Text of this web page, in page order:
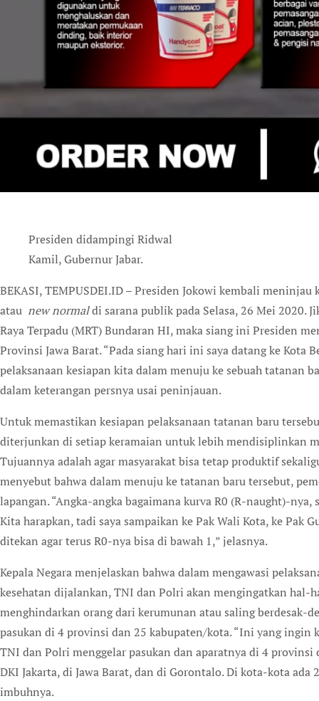
Presiden didampingi Ridwal
Kamil, Gubernur Jabar.
BEKASI, TEMPUSDEI.ID – Presiden Jokowi kembali meninjau kesiapan penerapan prosedur standar tatanan baru
atau newnormaldi sarana publik pada Selasa, 26 Mei 2020.
Raya Terpadu (MRT) Bundaran HI, maka siang ini Presiden
Provinsi Jawa Barat. “Pada siang hari ini saya datang ke Kota
pelaksanaan kesiapan kita dalam menuju ke sebuah tatanan
dalam keterangan persnya usai peninjauan.
Untuk memastikan kesiapan pelaksanaan tatanan baru
diterjunkan di setiap keramaian untuk lebih mendisiplinkan
Tujuannya adalah agar masyarakat bisa tetap produktif
menyebut bahwa dalam menuju ke tatanan baru tersebut,
lapangan. “Angka-angka bagaimana kurva R0 (R-naught)-
Kita harapkan, tadi saya sampaikan ke Pak Wali Kota, ke Pak
ditekan agar terus R0-nya bisa di bawah 1,” jelasnya.
Kepala Negara menjelaskan bahwa dalam mengawasi
kesehatan dijalankan, TNI dan Polri akan mengingatkan hal-
menghindarkan orang dari kerumunan atau saling berdesak-
pasukan di 4 provinsi dan 25 kabupaten/kota. “Ini yang
TNI dan Polri menggelar pasukan dan aparatnya di 4
DKI Jakarta, di Jawa Barat, dan di Gorontalo. Di kota-kota
imbuhnya.